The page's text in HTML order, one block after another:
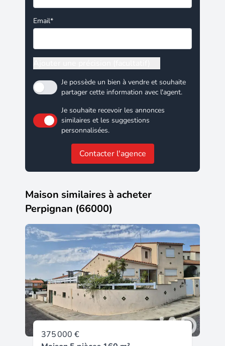
Email*
Je possède un bien à vendre et souhaite
partager cette information avec l'agent.
Je souhaite recevoir les annonces
similaires et les suggestions
personnalisées.
Contacter l'agence
Maison similaires à acheter
Perpignan (66000)
375 000 €